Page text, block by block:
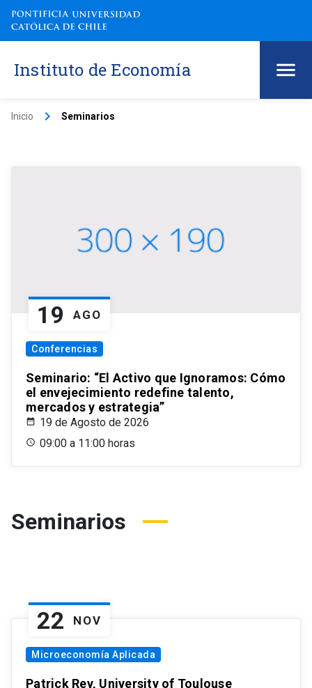
Instituto de Economía
Inicio keyboard_arrow_right Seminarios
19 AGO
Conferencias
Seminario: “El Activo que Ignoramos: Cómo
el envejecimiento redefine talento,
mercados y estrategia”
19 de Agosto de 2026
09:00 a 11:00 horas
Seminarios
22 NOV
Microeconomía Aplicada
Patrick Rey, University of Toulouse